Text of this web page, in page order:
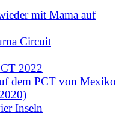
mit Mama auf
Circuit
2022
dem PCT von Mexiko
Inseln